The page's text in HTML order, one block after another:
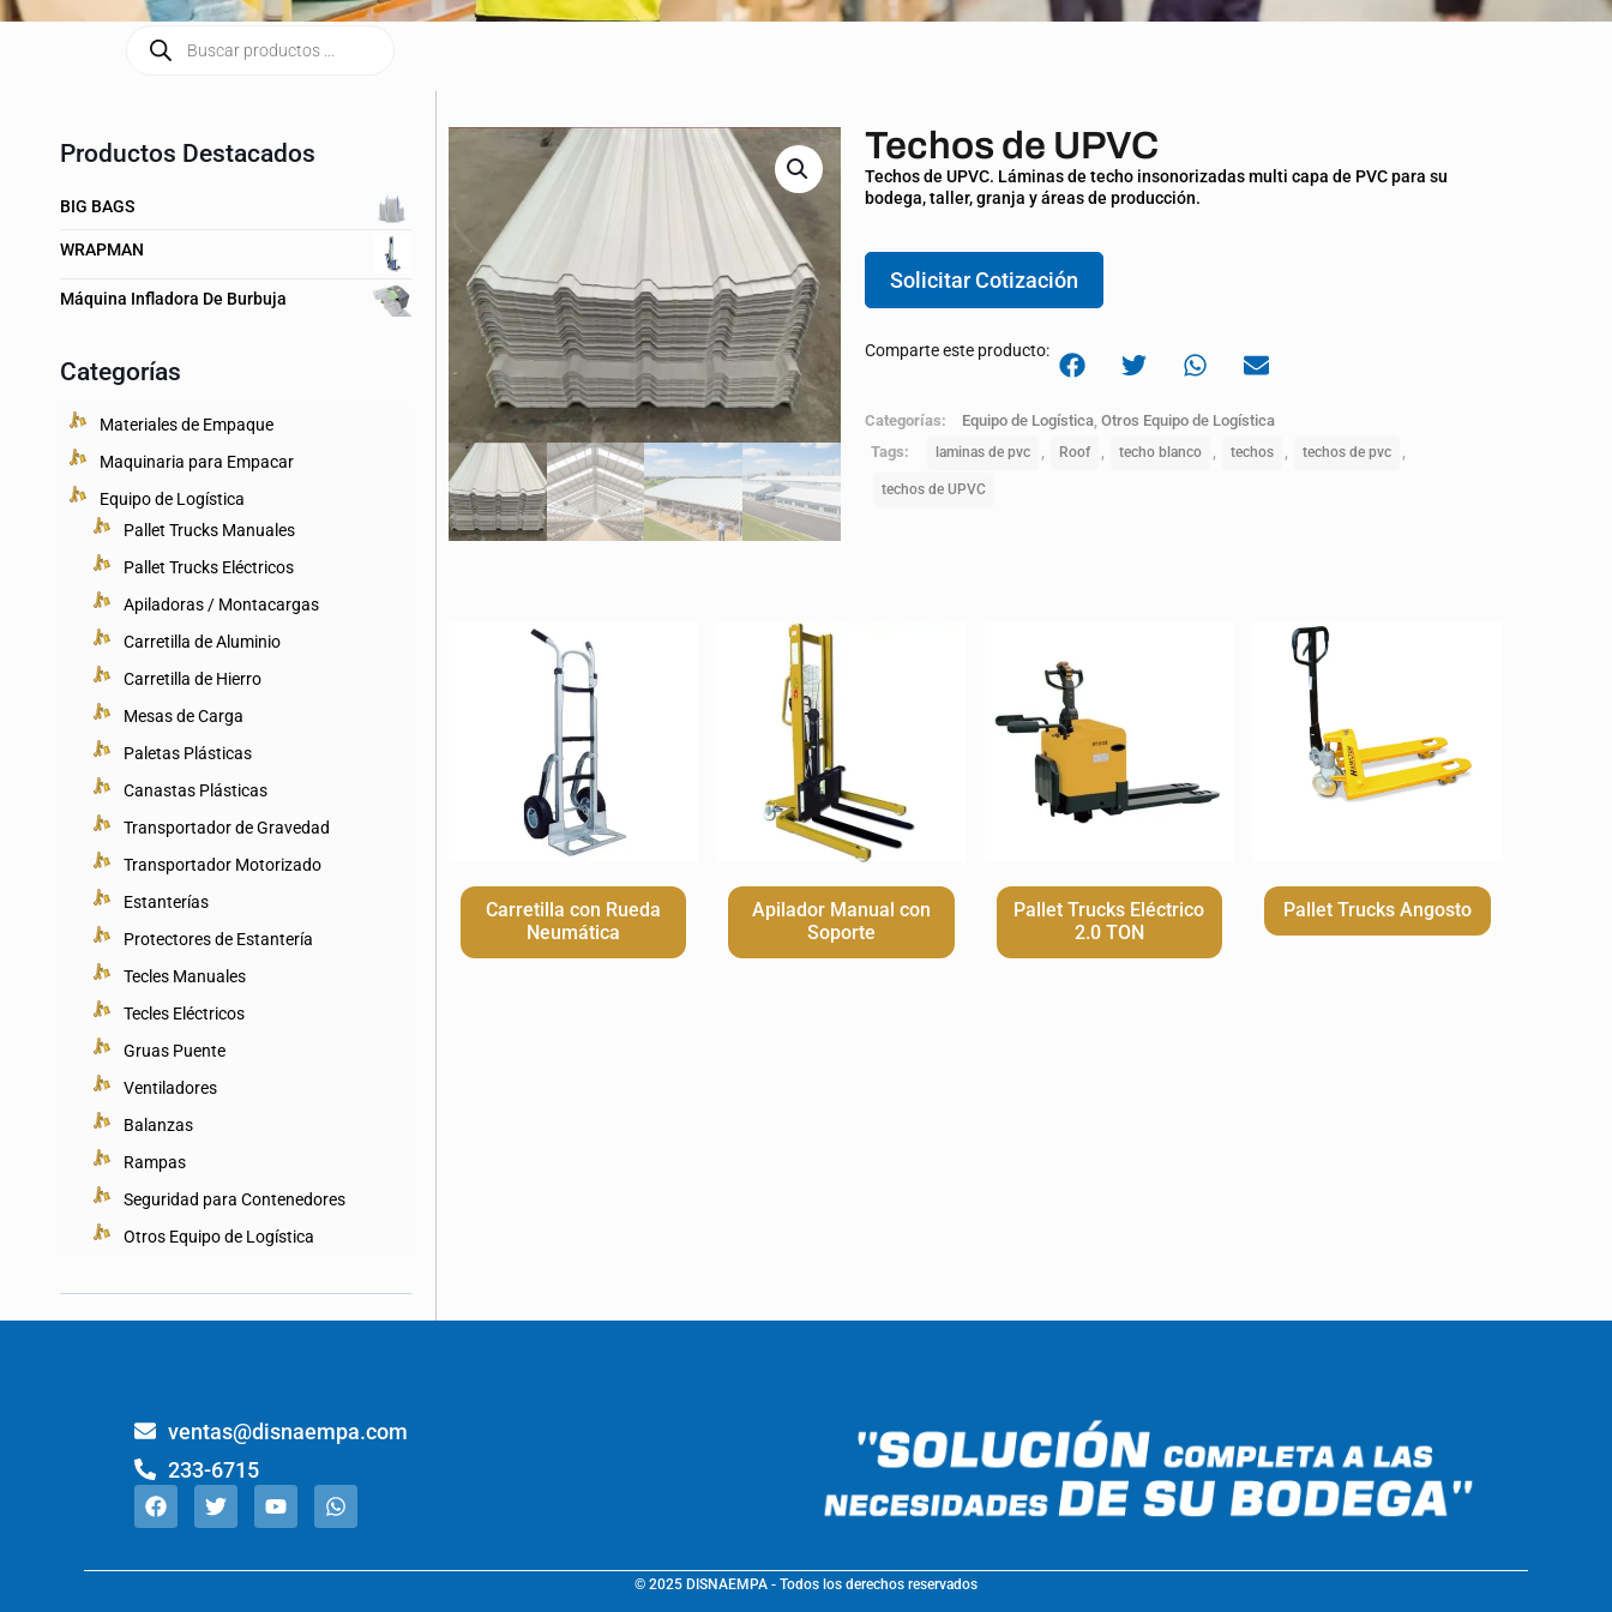
Productos Destacados
BIG BAGS
WRAPMAN
Máquina Infladora De Burbuja
Categorías
Materiales de Empaque
Maquinaria para Empacar
Equipo de Logística
Pallet Trucks Manuales
Pallet Trucks Eléctricos
Apiladoras / Montacargas
Carretilla de Aluminio
Carretilla de Hierro
Mesas de Carga
Paletas Plásticas
Canastas Plásticas
Transportador de Gravedad
Transportador Motorizado
Estanterías
Protectores de Estantería
Tecles Manuales
Tecles Eléctricos
Gruas Puente
Ventiladores
Balanzas
Rampas
Seguridad para Contenedores
Otros Equipo de Logística
Techos de UPVC
Techos de UPVC. Láminas de techo insonorizadas multi capa de PVC para su
bodega, taller, granja y áreas de producción.
Solicitar Cotización
Comparte este producto:
Categorías: Equipo de Logística, Otros Equipo de Logística
Tags:
laminas de pvc , Roof , techo blanco , techos , techos de pvc ,
techos de UPVC
Carretilla con Rueda
Neumática
Apilador Manual con
Soporte
Pallet Trucks Eléctrico
2.0 TON
Pallet Trucks Angosto
ventas@disnaempa.com
233-6715
© 2025 DISNAEMPA - Todos los derechos reservados